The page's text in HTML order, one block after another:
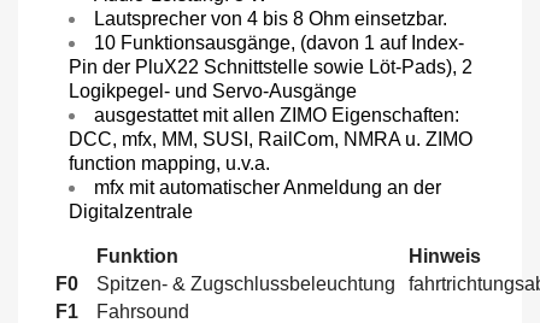
Lautsprecher von 4 bis 8 Ohm einsetzbar.
10 Funktionsausgänge, (davon 1 auf Index-
Pin der PluX22 Schnittstelle sowie Löt-Pads), 2
Logikpegel- und Servo-Ausgänge
ausgestattet mit allen ZIMO Eigenschaften:
DCC, mfx, MM, SUSI, RailCom, NMRA u. ZIMO
function mapping, u.v.a.
mfx mit automatischer Anmeldung an der
Digitalzentrale
Funktion
Hinweis
F0
Spitzen- & Zugschlussbeleuchtung
F1
Fahrsound